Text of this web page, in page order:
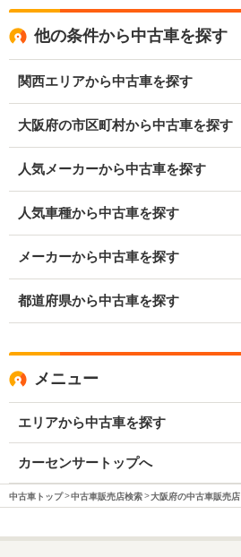
他の条件から中古車を探す
関西エリアから中古車を探す
大阪府の市区町村から中古車を探す
人気メーカーから中古車を探す
人気車種から中古車を探す
メーカーから中古車を探す
都道府県から中古車を探す
メニュー
エリアから中古車を探す
カーセンサートップへ
中古車トップ 中古車販売店検索 大阪府の中古車販売店